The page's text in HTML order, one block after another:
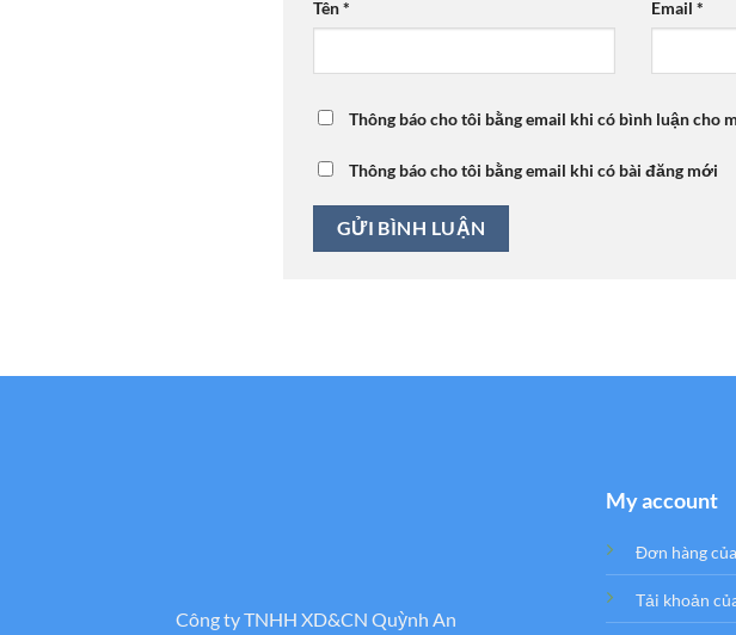
Tên* Email*
Thông báo cho tôi bằng email khi có bình luận cho
Thông báo cho tôi bằng email khi có bài đăng mới
Công ty TNHH XD&CN Quỳnh An
My account
Đơn hàng
Tải khoản